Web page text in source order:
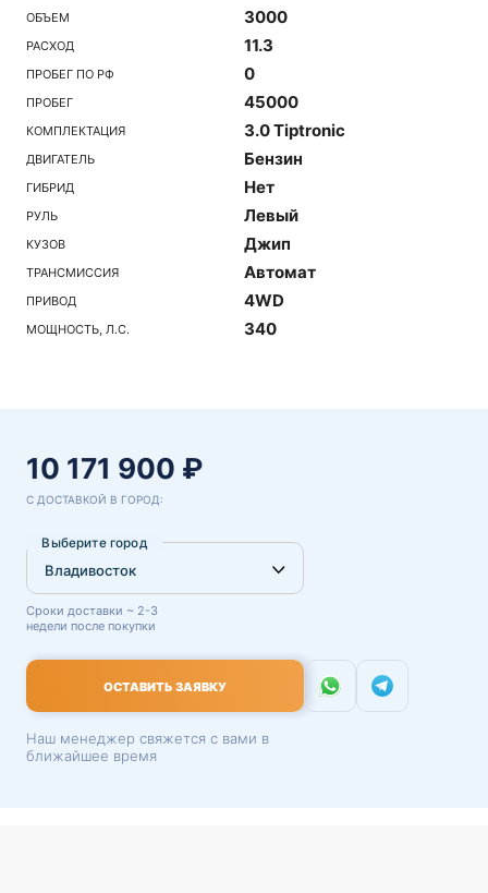
ОБЪЕМ 3000
РАСХОД 11.3
ПРОБЕГ ПО РФ 0
ПРОБЕГ 45000
КОМПЛЕКТАЦИЯ 3.0 Tiptronic
ДВИГАТЕЛЬ Бензин
ГИБРИД Нет
РУЛЬ Левый
КУЗОВ Джип
ТРАНСМИССИЯ Автомат
ПРИВОД 4WD
МОЩНОСТЬ, Л.С. 340
10 171 900 ₽
С ДОСТАВКОЙ В ГОРОД:
Выберите город
Сроки доставки ~ 2-3
недели после покупки
ОСТАВИТЬ ЗАЯВКУ
Наш менеджер свяжется с вами в
ближайшее время